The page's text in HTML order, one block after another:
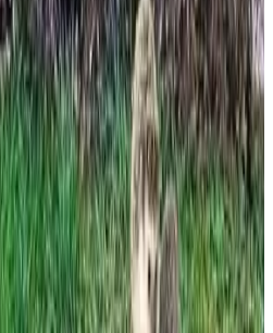
– Zoo Beauval